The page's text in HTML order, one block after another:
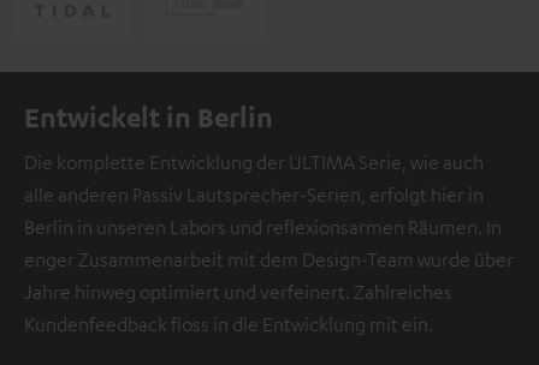
Entwickelt in Berlin
Die komplette Entwicklung der ULTIMA Serie, wie auch
alle anderen Passiv Lautsprecher-Serien, erfolgt hier in
Berlin in unseren Labors und reflexionsarmen Räumen. In
enger Zusammenarbeit mit dem Design-Team wurde über
Jahre hinweg optimiert und verfeinert. Zahlreiches
Kundenfeedback floss in die Entwicklung mit ein.